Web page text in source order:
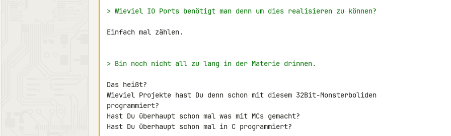
> Wieviel IO Ports benötigt man denn um dies realisieren zu können?
Einfach mal zählen.
> Bin noch nicht all zu lang in der Materie drinnen.
Das heißt?
Wieviel Projekte hast Du denn schon mit diesem 32Bit-Monsterboliden
programmiert?
Hast Du überhaupt schon mal was mit MCs gemacht?
Hast Du überhaupt schon mal in C programmiert?